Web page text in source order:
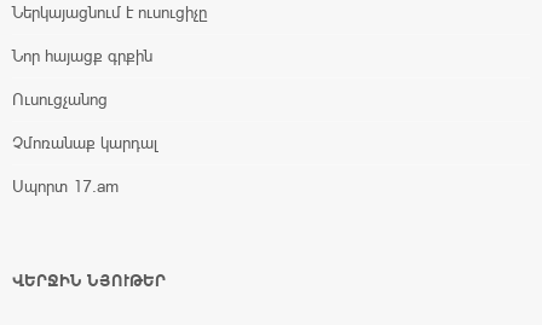
Ներկայացնում է ուսուցիչը
Նոր հայացք գրքին
Ուսուցչանոց
Չմոռանաք կարդալ
Սպորտ 17.am
ՎԵՐՋԻՆ ՆՅՈՒԹԵՐ